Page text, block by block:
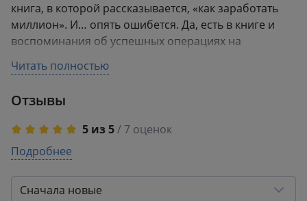
книга, в которой рассказывается, «как заработать
миллион». И… опять ошибется. Да, есть в книге и
воспоминания об успешных операциях на
желаний, и история бедного мальчишки из
что захотел, включая пресловутый миллион, а
точнее, десятки миллионов. Но автор пошел
гораздо дальше: он рассказал, что делать в
ситуации, когда заветная мечта исполнилась, а
Читать полностью
Отзывы
5 из 5/ 7 оценок
5
Подробнее
Сначала новые